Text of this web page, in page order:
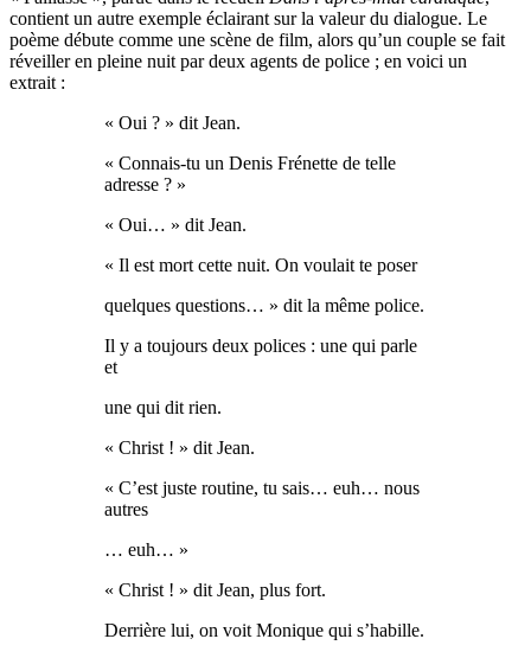
contient un autre exemple éclairant sur la valeur du dialogue. Le
poème débute comme une scène de film, alors qu’un couple se fait
réveiller en pleine nuit par deux agents de police ; en voici un
extrait :
« Oui ? » dit Jean.
« Connais-tu un Denis Frénette de telle
adresse ? »
« Oui… » dit Jean.
« Il est mort cette nuit. On voulait te poser
quelques questions… » dit la même police.
Il y a toujours deux polices : une qui parle
et
une qui dit rien.
« Christ ! » dit Jean.
« C’est juste routine, tu sais… euh… nous
autres
… euh… »
« Christ ! » dit Jean, plus fort.
Derrière lui, on voit Monique qui s’habille.